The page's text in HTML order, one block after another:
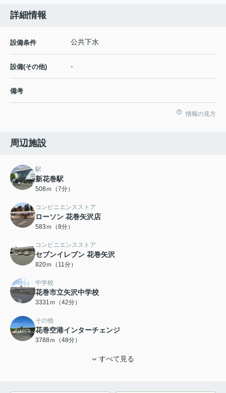
詳細情報
設備条件 公共下水
設備(その他) -
備考
情報の見方
周辺施設
駅
新花巻駅
508ｍ（7分）
コンビニエンスストア
ローソン 花巻矢沢店
583ｍ（8分）
コンビニエンスストア
セブンイレブン 花巻矢沢
820ｍ（11分）
中学校
花巻市立矢沢中学校
3331ｍ（42分）
その他
花巻空港インターチェンジ
3788ｍ（48分）
すべて見る